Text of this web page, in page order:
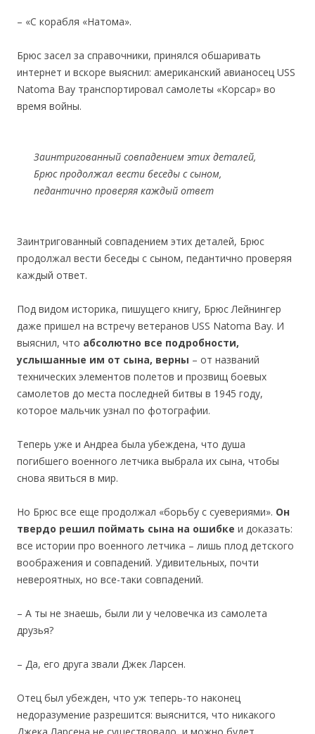
– «С корабля «Натома».
Брюс засел за справочники, принялся обшаривать
интернет и вскоре выяснил: американский авианосец USS
Natoma Bay транспортировал самолеты «Корсар» во
время войны.
Заинтригованный совпадением этих деталей,
Брюс продолжал вести беседы с сыном,
педантично проверяя каждый ответ
Заинтригованный совпадением этих деталей, Брюс
продолжал вести беседы с сыном, педантично проверяя
каждый ответ.
Под видом историка, пишущего книгу, Брюс Лейнингер
даже пришел на встречу ветеранов USS Natoma Bay. И
выяснил, что абсолютно все подробности,
услышанные им от сына, верны – от названий
технических элементов полетов и прозвищ боевых
самолетов до места последней битвы в 1945 году,
которое мальчик узнал по фотографии.
Теперь уже и Андреа была убеждена, что душа
погибшего военного летчика выбрала их сына, чтобы
снова явиться в мир.
Но Брюс все еще продолжал «борьбу с суевериями». Он
твердо решил поймать сына на ошибке и доказать:
все истории про военного летчика – лишь плод детского
воображения и совпадений. Удивительных, почти
невероятных, но все-таки совпадений.
– А ты не знаешь, были ли у человечка из самолета
друзья?
– Да, его друга звали Джек Ларсен.
Отец был убежден, что уж теперь-то наконец
недоразумение разрешится: выяснится, что никакого
Джека Ларсена не существовало, и можно будет